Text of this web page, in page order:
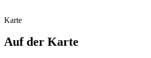
Karte
Auf der Karte